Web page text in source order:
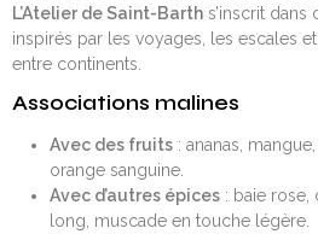
L’Atelier de Saint-Barth s’inscrit dans
inspirés par les voyages, les escales
entre continents.
Associations malines
Avec des fruits: ananas,
orange sanguine.
Avec d’autres épices: baie rose,
long, muscade en touche légère.